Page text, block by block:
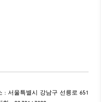
서울특별시 강남구 선릉로 651